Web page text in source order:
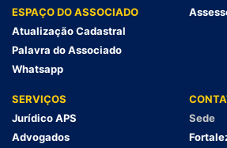
ESPAÇO DO ASSOCIADO
Atualização Cadastral
Palavra do Associado
Whatsapp
SERVIÇOS
Jurídico APS
Advogados
Sede